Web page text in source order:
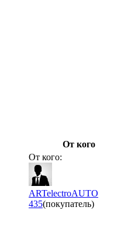
От кого
От кого:
ARTelectroAUTO
435(покупатель)